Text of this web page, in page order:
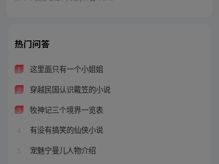
热门问答
1 这里面只有一个小姐姐
2 穿越民国认识戴笠的小说
3 牧神记三个境界一览表
4 有没有搞笑的仙侠小说
5 宠魅宁曼儿人物介绍